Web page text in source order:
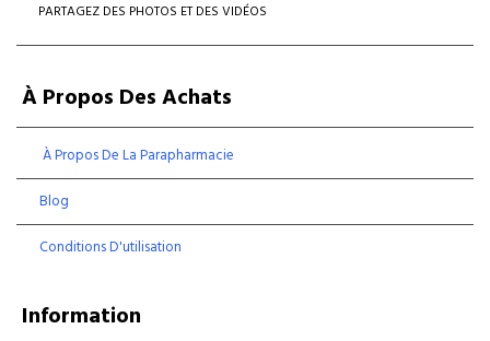
PARTAGEZ DES PHOTOS ET DES VIDÉOS
À Propos Des Achats
À Propos De La Parapharmacie
Blog
Conditions D'utilisation
Information